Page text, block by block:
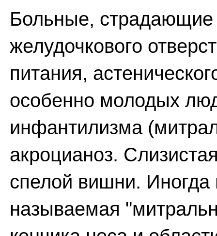
Больные, страдающие
желудочкового
питания,
особенно молодых
инфантилизма
акроцианоз.
спелой вишни. Иногда
называемая